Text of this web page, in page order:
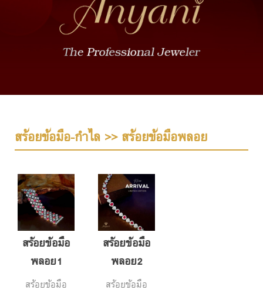
สร้อยข้อมือ-กำไล >> สร้อยข้อมือพลอย
สร้อยข้อมือ
พลอย1
สร้อยข้อมือ
สร้อยข้อมือ
พลอย2
สร้อยข้อมือ